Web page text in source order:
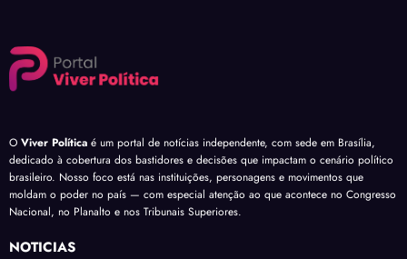
O Viver Política é um portal de notícias independente, com sede em Brasília,
dedicado à cobertura dos bastidores e decisões que impactam o cenário político
brasileiro. Nosso foco está nas instituições, personagens e movimentos que
moldam o poder no país — com especial atenção ao que acontece no Congresso
Nacional, no Planalto e nos Tribunais Superiores.
NOTÍCIAS